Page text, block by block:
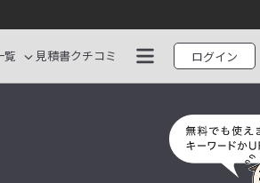
覧 見積書クチコミ ログイン